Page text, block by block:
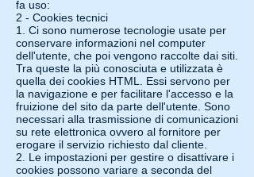
fa uso:
2 - Cookies tecnici
1. Ci sono numerose tecnologie usate per
conservare informazioni nel computer
dell'utente, che poi vengono raccolte dai siti.
Tra queste la più conosciuta e utilizzata è
quella dei cookies HTML. Essi servono per
la navigazione e per facilitare l'accesso e la
fruizione del sito da parte dell'utente. Sono
necessari alla trasmissione di comunicazioni
su rete elettronica ovvero al fornitore per
erogare il servizio richiesto dal cliente.
2. Le impostazioni per gestire o disattivare i
cookies possono variare a seconda del